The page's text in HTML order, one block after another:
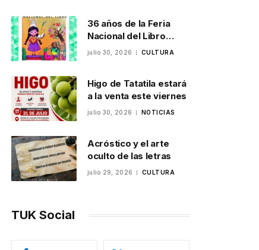
36 años de la Feria
Nacional del Libro
Infantil y Juvenil en
julio 30, 2026 CULTURA
Higo de Tatatila estará
a la venta este viernes
julio 30, 2026 NOTICIAS
Acróstico y el arte
oculto de las letras
julio 29, 2026 CULTURA
TUK Social